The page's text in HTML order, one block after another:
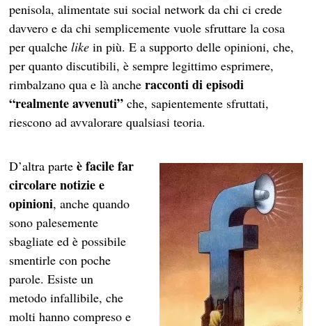
penisola, alimentate sui social network da chi ci crede
davvero e da chi semplicemente vuole sfruttare la cosa
per qualchelike in più. E a supporto delle opinioni, che,
per quanto discutibili, è sempre legittimo esprimere,
rimbalzano qua e là ancheracconti di episodi
“realmente avvenuti” che, sapientemente sfruttati,
riescono ad avvalorare qualsiasi teoria.
D’altra parteè facile far
circolare notizie e
opinioni, anche quando
sono palesemente
sbagliate ed è possibile
smentirle con poche
parole. Esiste un
metodo infallibile, che
molti hanno compreso e